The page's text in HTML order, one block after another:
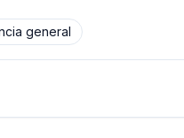
general